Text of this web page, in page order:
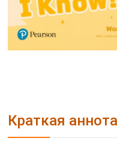
Краткая